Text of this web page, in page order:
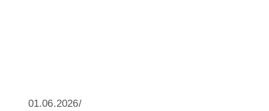
01.06.2026/